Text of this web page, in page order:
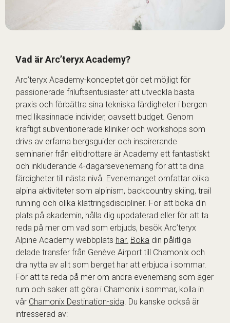
Vad är Arc’teryx Academy?
Arc’teryx Academy-konceptet gör det möjligt för
passionerade friluftsentusiaster att utveckla bästa
praxis och förbättra sina tekniska färdigheter i bergen
med likasinnade individer, oavsett budget. Genom
kraftigt subventionerade kliniker och workshops som
drivs av erfarna bergsguider och inspirerande
seminarier från elitidrottare är Academy ett fantastiskt
och inkluderande 4-dagarsevenemang för att ta dina
färdigheter till nästa nivå. Evenemanget omfattar olika
alpina aktiviteter som alpinism, backcountry skiing, trail
running och olika klättringsdiscipliner. För att boka din
plats på akademin, hålla dig uppdaterad eller för att ta
reda på mer om vad som erbjuds, besök Arc’teryx
Alpine Academy webbplats här. Boka din pålitliga
delade transfer från Genève Airport till Chamonix och
dra nytta av allt som berget har att erbjuda i sommar.
För att ta reda på mer om andra evenemang som äger
rum och saker att göra i Chamonix i sommar, kolla in
vår Chamonix Destination-sida. Du kanske också är
intresserad av: